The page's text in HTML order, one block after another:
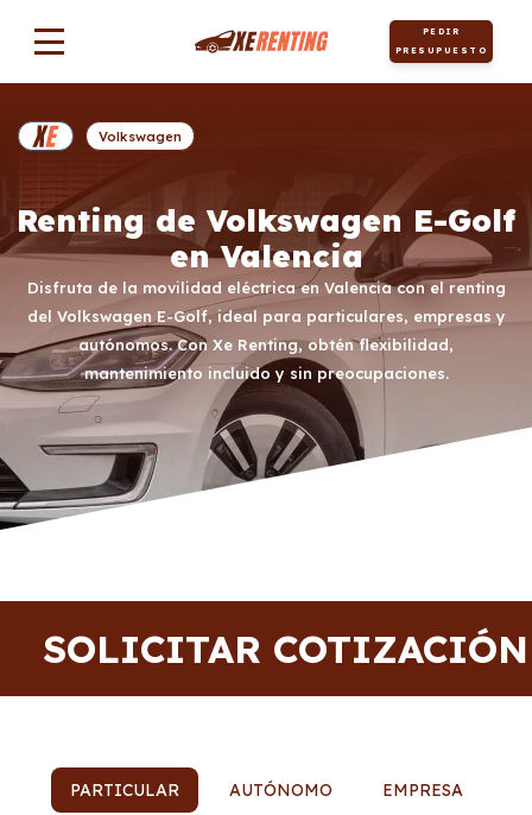
PEDIR
PRESUPUESTO
Renting de Volkswagen E-Golf
en Valencia
Disfruta de la movilidad eléctrica en Valencia con el renting
del Volkswagen E-Golf, ideal para particulares, empresas y
autónomos. Con Xe Renting, obtén flexibilidad,
mantenimiento incluido y sin preocupaciones.
Volkswagen
SOLICITAR COTIZACIÓN
PARTICULAR AUTÓNOMO EMPRESA